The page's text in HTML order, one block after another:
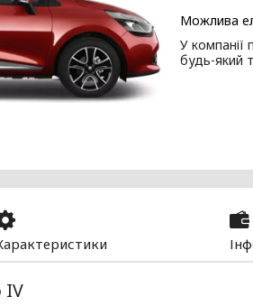
У компанії
будь-який
IV